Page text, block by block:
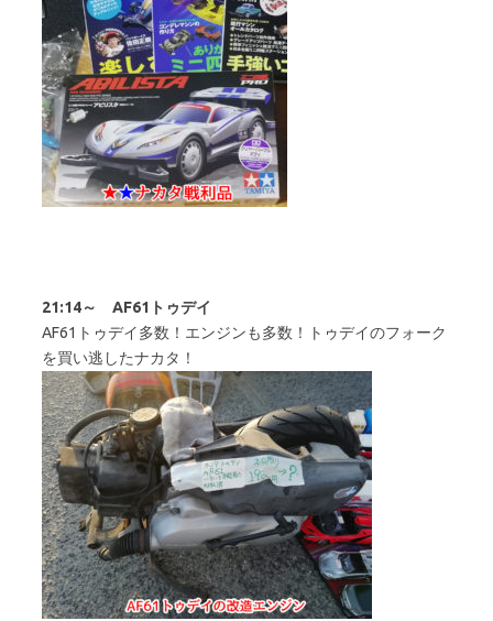
21:14～ AF61トゥデイ
AF61トゥデイ多数！エンジンも多数！トゥデイのフォーク
を買い逃したナカタ！